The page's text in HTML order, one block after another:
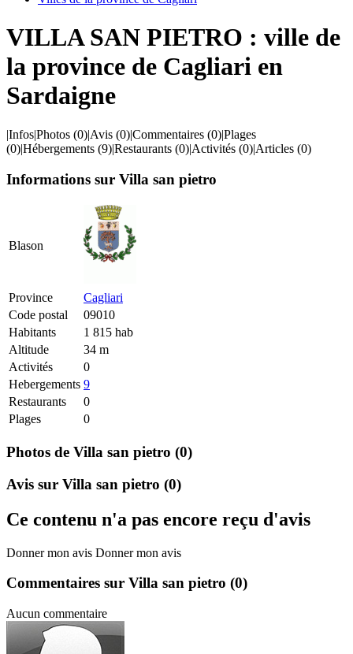
VILLA SAN PIETRO : ville de
la province de Cagliari en
Sardaigne
|Infos|Photos (0)|Avis (0)|Commentaires (0)|Plages
(0)|Hébergements (9)|Restaurants (0)|Activités (0)|Articles (0)
Informations sur Villa san pietro
Blason
Province
Cagliari
Code postal
09010
Habitants
1 815 hab
Altitude
34 m
Activités
0
Hebergements 9
Restaurants
0
Plages
0
Photos de Villa san pietro (0)
Avis sur Villa san pietro (0)
Ce contenu n'a pas encore reçu d'avis
Donner mon avis Donner mon avis
Commentaires sur Villa san pietro (0)
Aucun commentaire